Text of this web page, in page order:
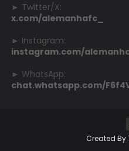
► Twitter/X:
x.com/alemanhafc_
► Instagram:
instagram.com/
► WhatsApp:
chat.whatsapp.com/
Created By